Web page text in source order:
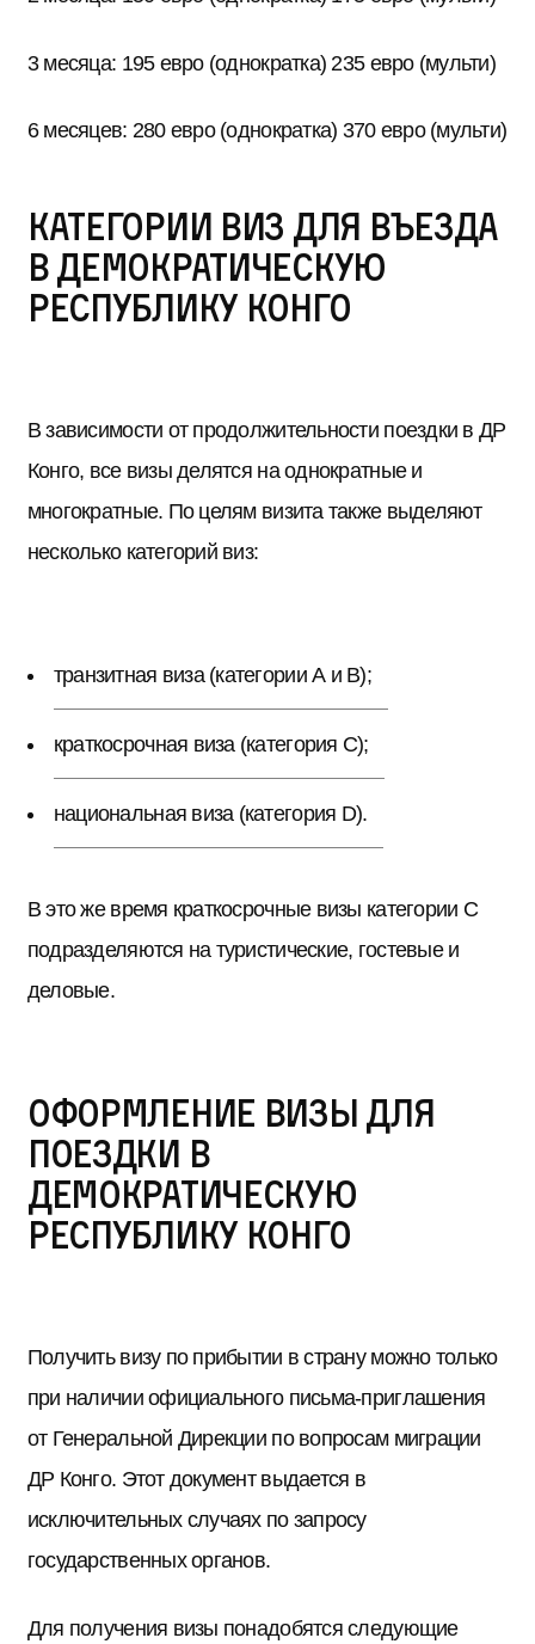
3 месяца: 195 евро (однократка) 235 евро (мульти)
6 месяцев: 280 евро (однократка) 370 евро (мульти)
Категории виз для въезда
в Демократическую
Республику Конго
В зависимости от продолжительности поездки в ДР
Конго, все визы делятся на однократные и
многократные. По целям визита также выделяют
несколько категорий виз:
транзитная виза (категории А и В);
краткосрочная виза (категория C);
национальная виза (категория D).
В это же время краткосрочные визы категории C
подразделяются на туристические, гостевые и
деловые.
Оформление визы для
поездки в
Демократическую
Республику Конго
Получить визу по прибытии в страну можно только
при наличии официального письма-приглашения
от Генеральной Дирекции по вопросам миграции
ДР Конго. Этот документ выдается в
исключительных случаях по запросу
государственных органов.
Для получения визы понадобятся следующие